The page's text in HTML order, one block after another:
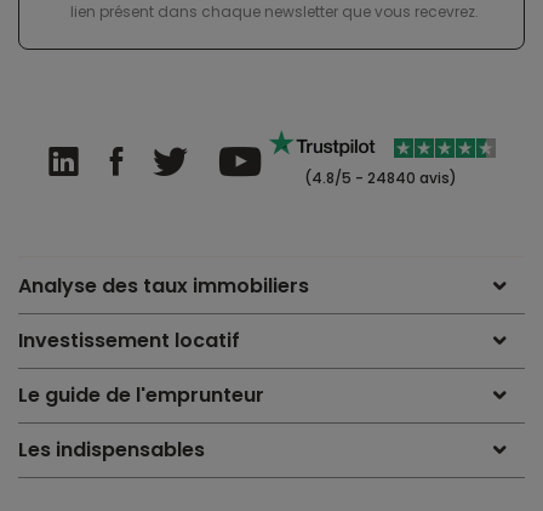
lien présent dans chaque newsletter que vous recevrez.
(4.8/5 - 24840 avis)
Analyse des taux immobiliers
Investissement locatif
Le guide de l'emprunteur
Les indispensables